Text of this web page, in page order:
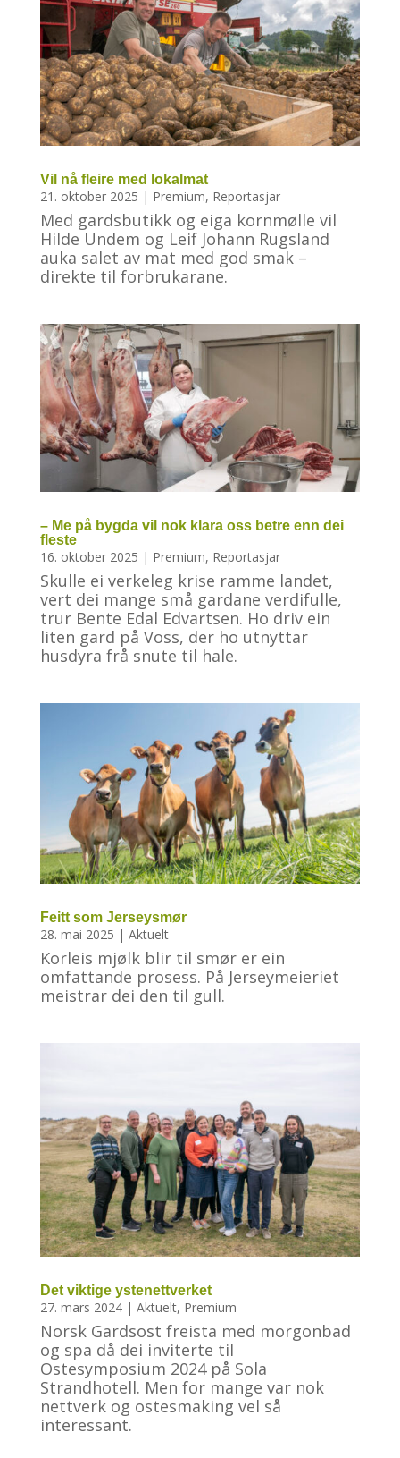
Vil nå fleire med lokalmat
21. oktober 2025 | Premium, Reportasjar
Med gardsbutikk og eiga kornmølle vil
Hilde Undem og Leif Johann Rugsland
auka salet av mat med god smak –
direkte til forbrukarane.
– Me på bygda vil nok klara oss betre enn dei
fleste
16. oktober 2025 | Premium, Reportasjar
Skulle ei verkeleg krise ramme landet,
vert dei mange små gardane verdifulle,
trur Bente Edal Edvartsen. Ho driv ein
liten gard på Voss, der ho utnyttar
husdyra frå snute til hale.
Feitt som Jerseysmør
28. mai 2025 | Aktuelt
Korleis mjølk blir til smør er ein
omfattande prosess. På Jerseymeieriet
meistrar dei den til gull.
Det viktige ystenettverket
27. mars 2024| Aktuelt, Premium
Norsk Gardsost freista med morgonbad
og spa då dei inviterte til
Ostesymposium 2024 på Sola
Strandhotell. Men for mange var nok
nettverk og ostesmaking vel så
interessant.